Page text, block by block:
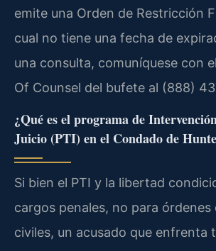
emite una Orden de Restricción
cual no tiene una fecha de
una consulta, comuníquese con
Of Counsel del bufete al (888)
¿Qué es el programa de
Juicio (PTI) en el Condado de
Si bien el PTI y la libertad
cargos penales, no para
civiles, un acusado que enfrenta